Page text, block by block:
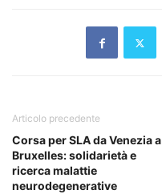
Articolo precedente
Corsa per SLA da Venezia a
Bruxelles: solidarietà e
ricerca malattie
neurodegenerative